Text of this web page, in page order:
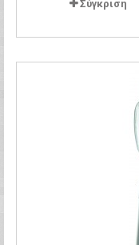
Σύγκριση